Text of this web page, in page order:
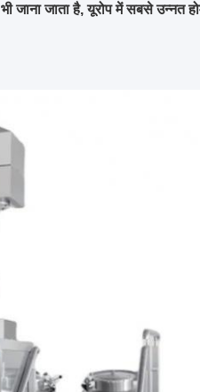
जाना जाता है, यूरोप में सबसे उन्नत